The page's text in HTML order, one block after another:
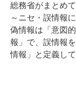
総務省がまとめ
～ニセ・誤情報
偽情報は「意図
報」で、誤情報
情報」と定義して